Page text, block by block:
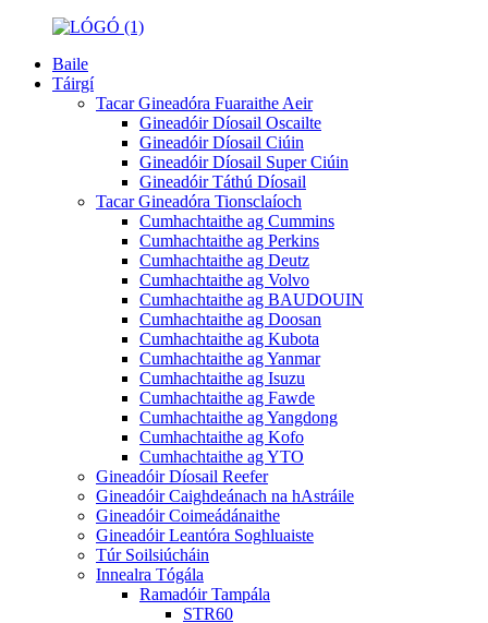
Baile
Táirgí
Tacar Gineadóra Fuaraithe Aeir
Gineadóir Díosail Oscailte
Gineadóir Díosail Ciúin
Gineadóir Díosail Super Ciúin
Gineadóir Táthú Díosail
Tacar Gineadóra Tionsclaíoch
Cumhachtaithe ag Cummins
Cumhachtaithe ag Perkins
Cumhachtaithe ag Deutz
Cumhachtaithe ag Volvo
Cumhachtaithe ag BAUDOUIN
Cumhachtaithe ag Doosan
Cumhachtaithe ag Kubota
Cumhachtaithe ag Yanmar
Cumhachtaithe ag Isuzu
Cumhachtaithe ag Fawde
Cumhachtaithe ag Yangdong
Cumhachtaithe ag Kofo
Cumhachtaithe ag YTO
Gineadóir Díosail Reefer
Gineadóir Caighdeánach na hAstráile
Gineadóir Coimeádánaithe
Gineadóir Leantóra Soghluaiste
Túr Soilsiúcháin
Innealra Tógála
Ramadóir Tampála
STR60